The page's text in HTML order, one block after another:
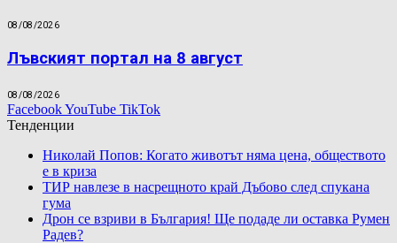
08/08/2026
Лъвският портал на 8 август
08/08/2026
FacebookYouTube TikTok
Тенденции
Николай Попов: Когато животът няма цена, обществото
е в криза
ТИР навлезе в насрещното край Дъбово след спукана
гума
Дрон се взриви в България! Ще подаде ли оставка Румен
Радев?